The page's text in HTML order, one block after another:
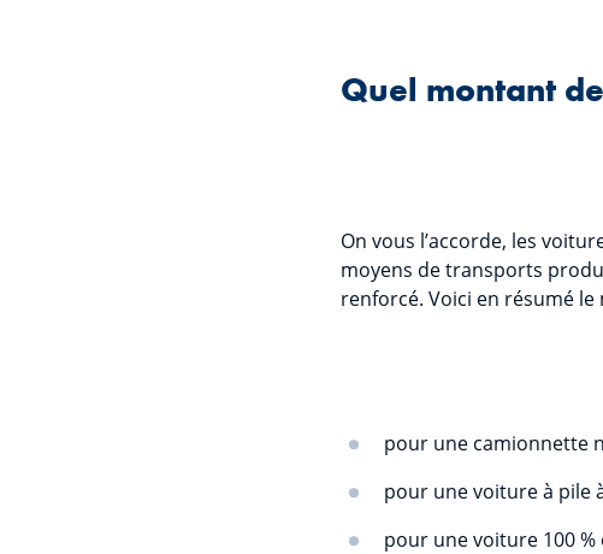
Quel montant
On vous l’accorde, les
moyens de transports
renforcé. Voici en résumé
pour une camionnette
pour une voiture à pile
pour une voiture 100